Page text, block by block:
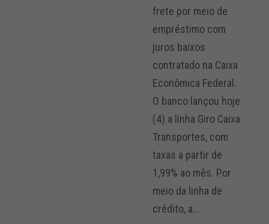
frete por meio de
empréstimo com
juros baixos
contratado na Caixa
Econômica Federal.
O banco lançou hoje
(4) a linha Giro Caixa
Transportes, com
taxas a partir de
1,99% ao mês. Por
meio da linha de
crédito, a...